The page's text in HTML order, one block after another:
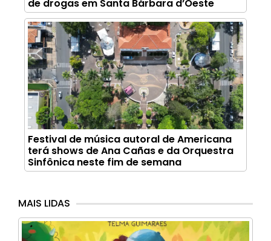
de drogas em Santa Bárbara d’Oeste
Festival de música autoral de Americana
terá shows de Ana Cañas e da Orquestra
Sinfônica neste fim de semana
MAIS LIDAS